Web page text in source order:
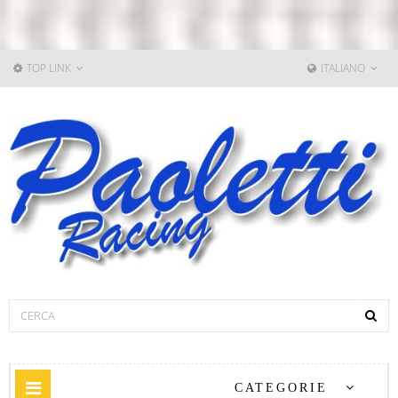
TOP LINK ITALIANO
CATEGORIE
Navigazione